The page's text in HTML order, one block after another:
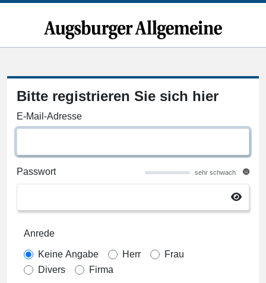
Bitte registrieren Sie sich hier
E-Mail-Adresse
Passwort sehr schwach
Anrede
Keine Angabe Herr
Frau
Divers
Firma